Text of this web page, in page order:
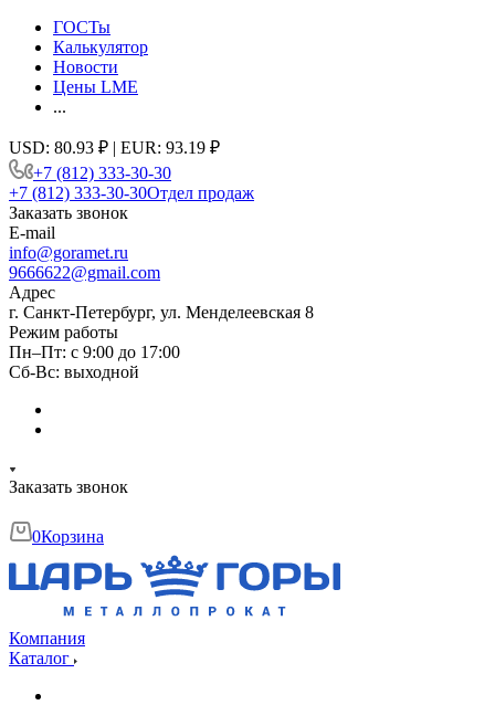
ГОСТы
Калькулятор
Новости
Цены LME
...
USD: 80.93 ₽ | EUR: 93.19 ₽
+7 (812) 333-30-30
+7 (812) 333-30-30Отдел продаж
Заказать звонок
E-mail
info@goramet.ru
9666622@gmail.com
Адрес
г. Санкт-Петербург, ул. Менделеевская 8
Режим работы
Пн–Пт: с 9:00 до 17:00
Сб-Вс: выходной
Заказать звонок
0Корзина
Компания
Каталог